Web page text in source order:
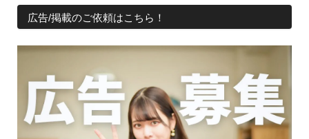
広告/掲載のご依頼はこちら！